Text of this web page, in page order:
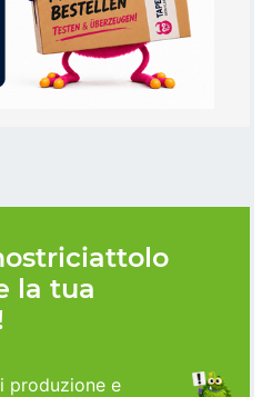
la tua
produzione e